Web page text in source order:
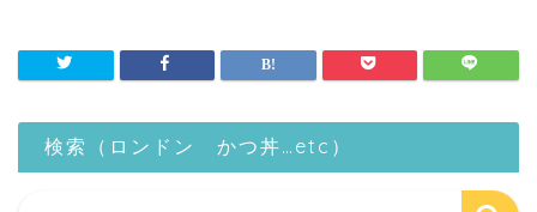
検索（ロンドン かつ丼…etc）